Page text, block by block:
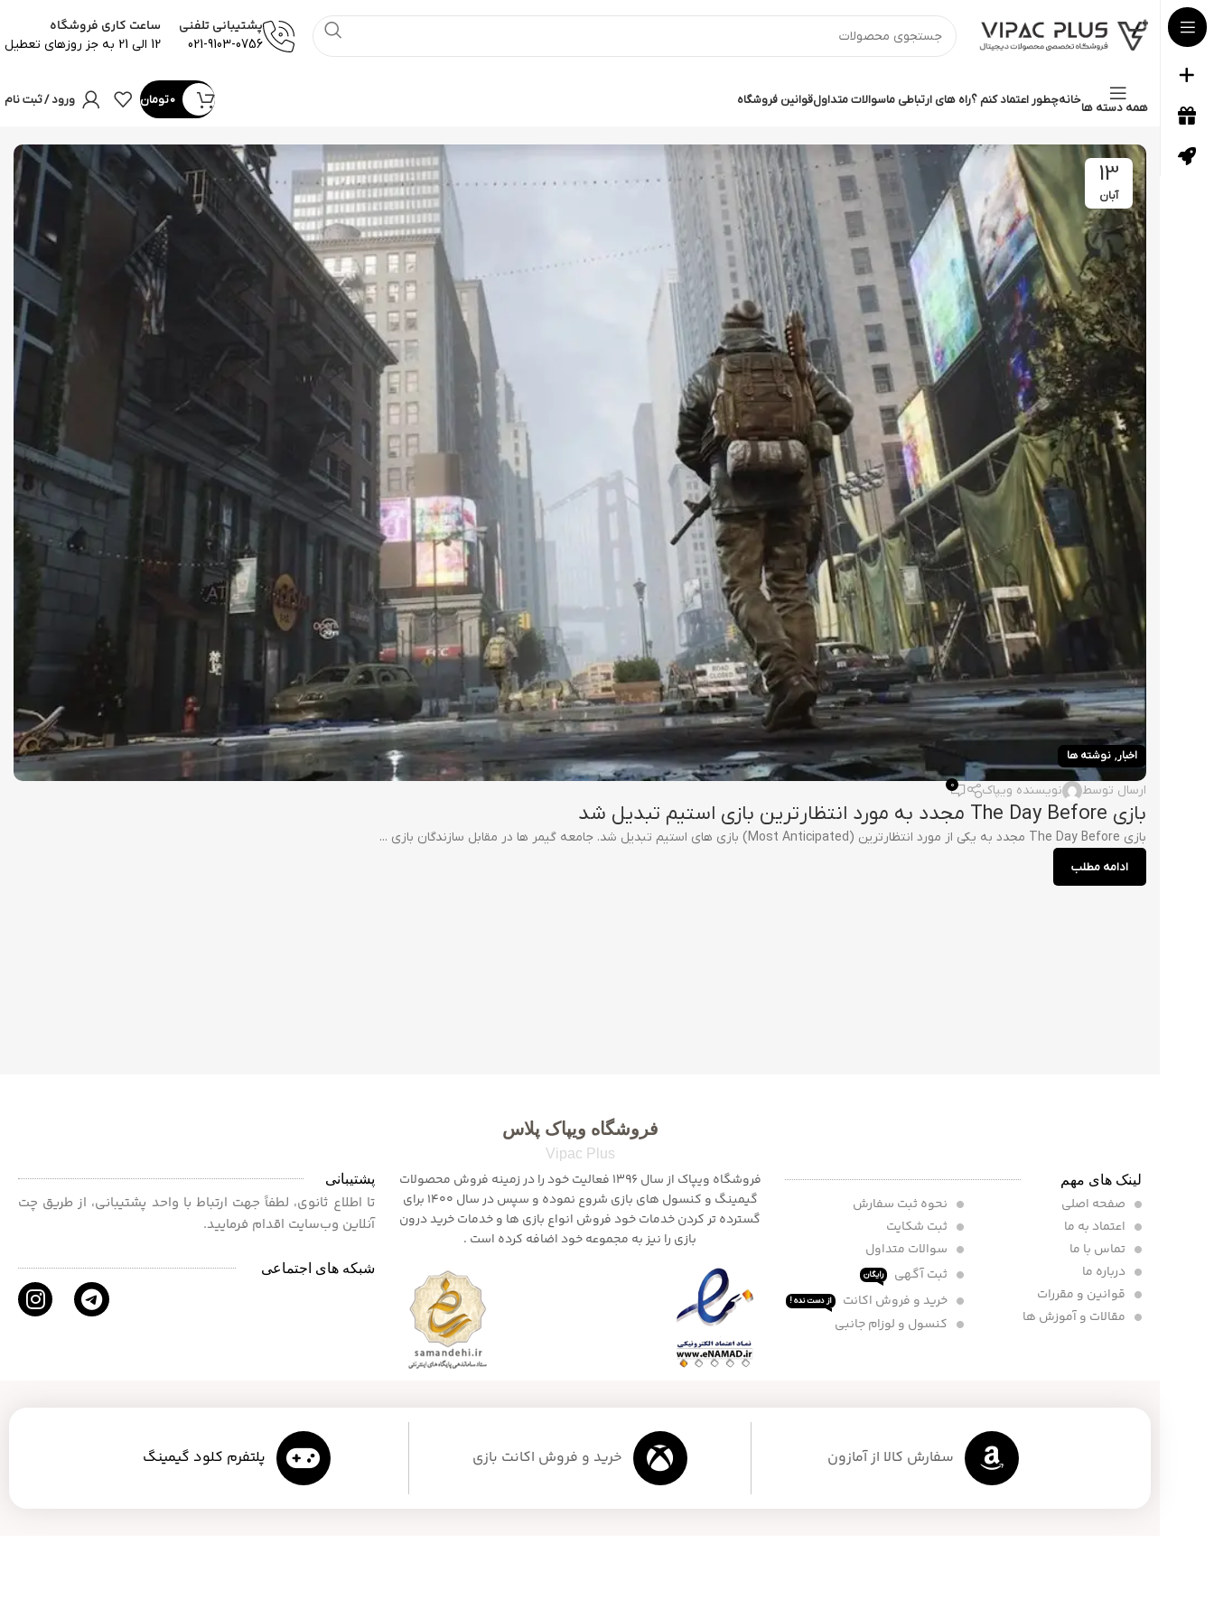
پشتیبانی تلفنی
021-9103-0756
ساعت کاری فروشگاه
12 الی 21 به جز روزهای تعطیل
همه دسته ها
خانهچطور اعتماد کنم ؟راه های ارتباطی ماسوالات متداولقوانین فروشگاه 0تومان ورود / ثبت نام
13
آبان
اخبار, نوشته ها
ارسال توسط نویسنده ویپاک 0
بازی The Day Before مجدد به مورد انتظارترین بازی استیم تبدیل شد
بازی The Day Before مجدد به یکی از مورد انتظارترین (Most Anticipated) بازی های استیم تبدیل شد. جامعه گیمر ها در مقابل سازندگان بازی ...
ادامه مطلب
لینک های مهم
صفحه اصلی
اعتماد به ما
تماس با ما
درباره ما
قوانین و مقررات
مقالات و آموزش ها
نحوه ثبت سفارش
ثبت شکایت
سوالات متداول
ثبت آگهی
رایگان
خرید و فروش اکانت از دست نده !
کنسول و لوزام جانبی
فروشگاه ویپاک پلاس
Vipac Plus
فروشگاه ویپاک از سال 1396 فعالیت خود را در زمینه فروش محصولات
گیمینگ و کنسول های بازی شروع نموده و سپس در سال 1400 برای
گسترده تر کردن خدمات خود فروش انواع بازی ها و خدمات خرید درون
بازی را نیز به مجموعه خود اضافه کرده است .
پشتیبانی
تا اطلاع ثانوی، لطفاً جهت ارتباط با واحد پشتیبانی، از طریق چت
آنلاین وب‌سایت اقدام فرمایید.
شبکه های اجتماعی
سفارش کالا از آمازون خرید و فروش اکانت بازی پلتفرم کلود گیمینگ